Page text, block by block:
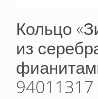
Кольцо
из
94011317